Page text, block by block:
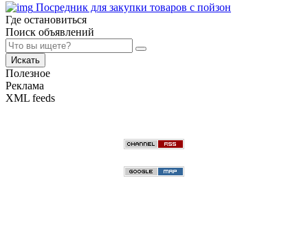
Посредник для закупки товаров с пойзон
Где остановиться
Поиск объявлений
Искать
Полезное
Реклама
XML feeds